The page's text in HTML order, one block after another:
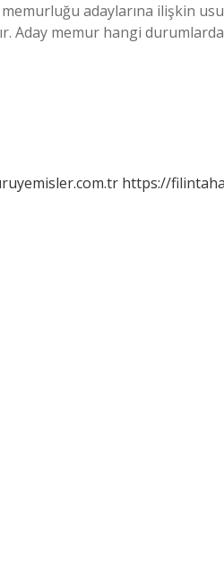
adaylarına ilişkin
Aday memur hangi
https://